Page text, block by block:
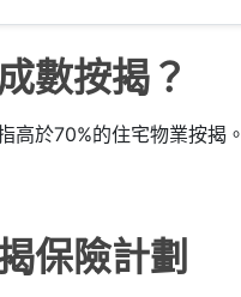
數按揭？
高於70%的住宅物業按揭。
保險計劃